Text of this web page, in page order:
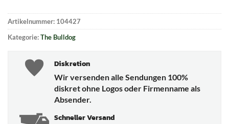
Artikelnummer: 104427
Kategorie:The Bulldog
Diskretion
Wir versenden alle Sendungen 100%
diskret ohne Logos oder Firmenname als
Absender.
Schneller Versand